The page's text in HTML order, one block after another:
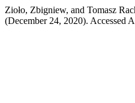
Zioło, Zbigniew, and Tomasz
(December 24, 2020). Accessed